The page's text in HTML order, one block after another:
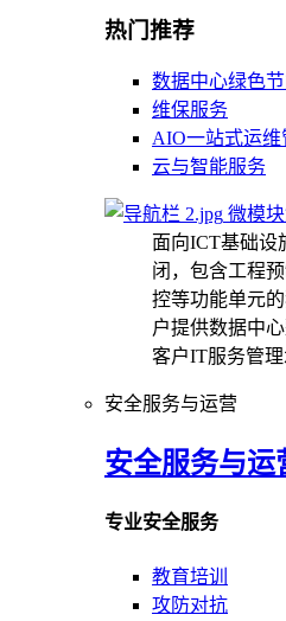
热门推荐
数据中心绿色
维保服务
AIO一站式运维
云与智能服务
微模
面向ICT基础设
闭，包含工程
控等功能单元
户提供数据中
客户IT服务管理
安全服务与运营
安全服务与运
专业安全服务
教育培训
攻防对抗